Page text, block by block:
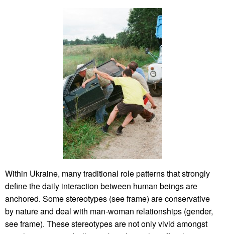
Within Ukraine, many traditional role patterns that strongly
define the daily interaction between human beings are
anchored. Some stereotypes (see frame) are conservative
by nature and deal with man-woman relationships (gender,
see frame). These stereotypes are not only vivid amongst